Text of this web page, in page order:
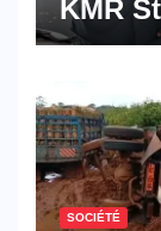
KMR
SOCIÉTÉ